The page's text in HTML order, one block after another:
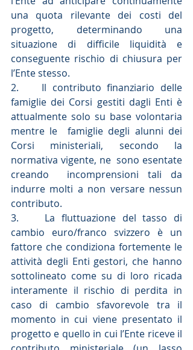
una quota rilevante dei costi del
progetto, determinando una
situazione di difficile liquidità e
conseguente rischio di chiusura per
l’Ente stesso.
2.    Il contributo finanziario delle
famiglie dei Corsi gestiti dagli Enti è
attualmente solo su base volontaria
mentre le  famiglie degli alunni dei
Corsi ministeriali, secondo la
normativa vigente, ne  sono esentate
creando  incomprensioni tali da
indurre molti a non versare nessun
contributo.
3.    La fluttuazione del tasso di
cambio euro/franco svizzero è un
fattore che condiziona fortemente le
attività degli Enti gestori, che hanno
sottolineato come su di loro ricada
interamente il rischio di perdita in
caso di cambio sfavorevole tra il
momento in cui viene presentato il
progetto e quello in cui l’Ente riceve il